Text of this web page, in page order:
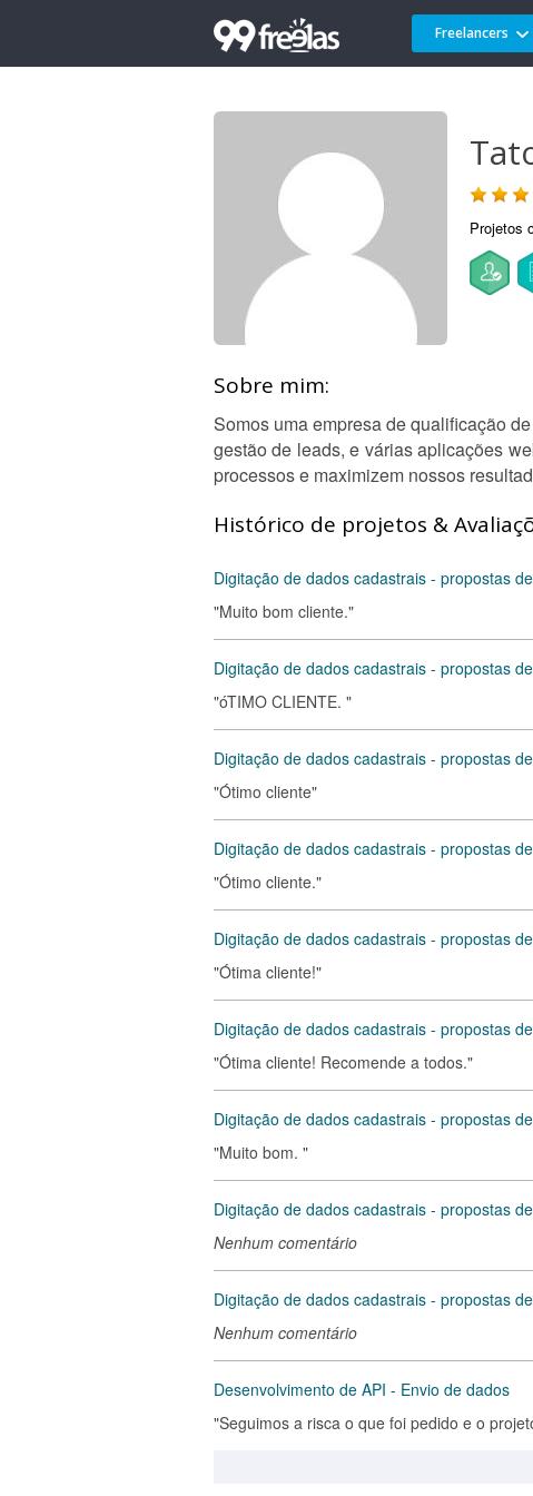
Freelancers
Projetos
Sobre mim:
Somos uma empresa de qualificação
gestão de leads, e várias aplicações
processos e maximizem nossos
Histórico de projetos &
Digitação de dados cadastrais - propostas
"Muito bom cliente."
Digitação de dados cadastrais - propostas
"óTIMO CLIENTE. "
Digitação de dados cadastrais - propostas
"Ótimo cliente"
Digitação de dados cadastrais - propostas
"Ótimo cliente."
Digitação de dados cadastrais - propostas
"Ótima cliente!"
Digitação de dados cadastrais - propostas
"Ótima cliente! Recomende a todos."
Digitação de dados cadastrais - propostas
"Muito bom. "
Digitação de dados cadastrais - propostas
Nenhum comentário
Digitação de dados cadastrais - propostas
Nenhum comentário
Desenvolvimento de API - Envio de dados
"Seguimos a risca o que foi pedido e o